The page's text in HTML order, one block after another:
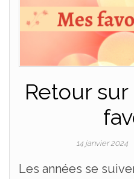
Retour
14 janvier 2024
Les années se